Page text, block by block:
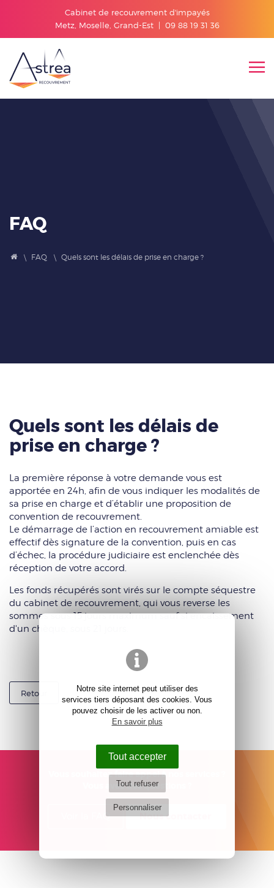
Notre site internet peut utiliser des
services tiers déposant des cookies. Vous
pouvez choisir de les activer ou non.
En savoir plus
Tout accepter
Tout refuser
Personnaliser
Cabinet de recouvrement d'impayés
Metz, Moselle, Grand-Est | 09 88 19 31 36
FAQ
FAQ Quels sont les délais de prise en charge ?
Quels sont les délais de
prise en charge ?
La première réponse à votre demande vous est
apportée en 24h, afin de vous indiquer les modalités de
sa prise en charge et d’établir une proposition de
convention de recouvrement.
Le démarrage de l’action en recouvrement amiable est
effectif dès signature de la convention, puis en cas
d’échec, la procédure judiciaire est enclenchée dès
réception de votre accord.
Les fonds récupérés sont virés sur le compte séquestre
du cabinet de recouvrement, qui vous reverse les
sommes sous 15 jours maximum sauf si encaissement
d'un chèque, sous 21 jours.
Retour
Vous souhaitez faire appel à nos services ?
Vous avez des questions ?
Voir la FAQ Nous contacter